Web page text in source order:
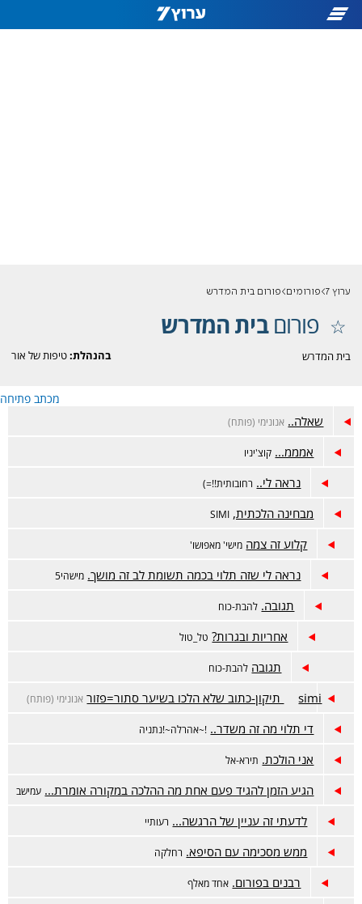
ערוץ 7 פורומים פורום בית המדרש
פורוםבית המדרש
בהנהלת:טיפות של אור בית המדרש
מכתב פתיחה
שאלה.. אנונימי (פותח)
אמממ... קוצ'יניו
נראה לי.. רחובותית!!=)
מבחינה הלכתית, SIMI
קלוע זה צמה מישי' מאפושו'
נראה לי שזה תלוי בכמה תשומת לב זה מושך. מישהי5
תגובה. להבת-כוח
אחריות ובגרות? טל_טול
תגובה להבת-כוח
simi תיקון-כתוב שלא הלכו בשיער סתור=פזור אנונימי (פותח)
די תלוי מה זה משדר.. !~אהרלה~!נתניה
אני הולכת. תירא-אל
הגיע הזמן להגיד פעם אחת מה ההלכה במקורה אומרת... עמישב
לדעתי זה עניין של הרגשה... רעותיי
ממש מסכימה עם הסיפא. רחלקה
רבנים בפורום. אחד מאלף